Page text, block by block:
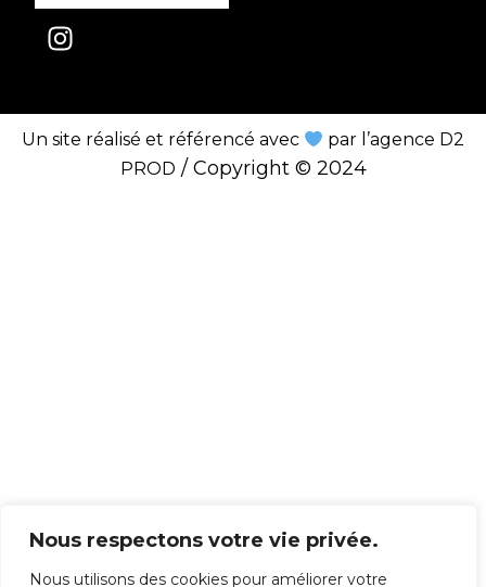
Nous respectons votre vie privée.
Nous utilisons des cookies pour améliorer votre
Un site réalisé et référencé avec
par l’agence D2
PROD /Copyright © 2024